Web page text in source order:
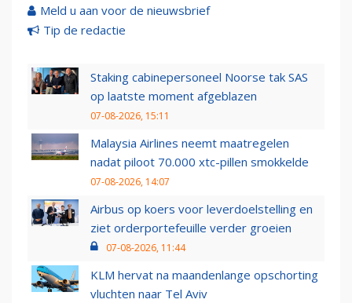
Meld u aan voor de nieuwsbrief
Tip de redactie
Staking cabinepersoneel Noorse tak SAS
op laatste moment afgeblazen
07-08-2026, 15:11
Malaysia Airlines neemt maatregelen
nadat piloot 70.000 xtc-pillen smokkelde
07-08-2026, 14:07
Airbus op koers voor leverdoelstelling en
ziet orderportefeuille verder groeien
07-08-2026, 11:44
KLM hervat na maandenlange opschorting
vluchten naar Tel Aviv